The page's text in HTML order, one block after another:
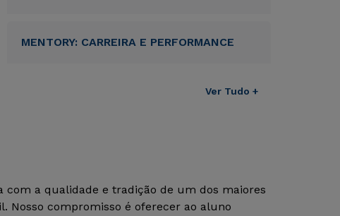
MENTORY: CARREIRA E PERFORMANCE
Ver Tudo +
com a qualidade e tradição de um dos maiores
Nosso compromisso é oferecer ao aluno